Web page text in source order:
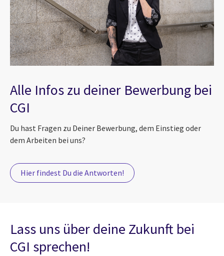
Alle Infos zu deiner Bewerbung bei
CGI
Du hast Fragen zu Deiner Bewerbung, dem Einstieg oder
dem Arbeiten bei uns?
Hier findest Du die Antworten!
Lass uns über deine Zukunft bei
CGI sprechen!